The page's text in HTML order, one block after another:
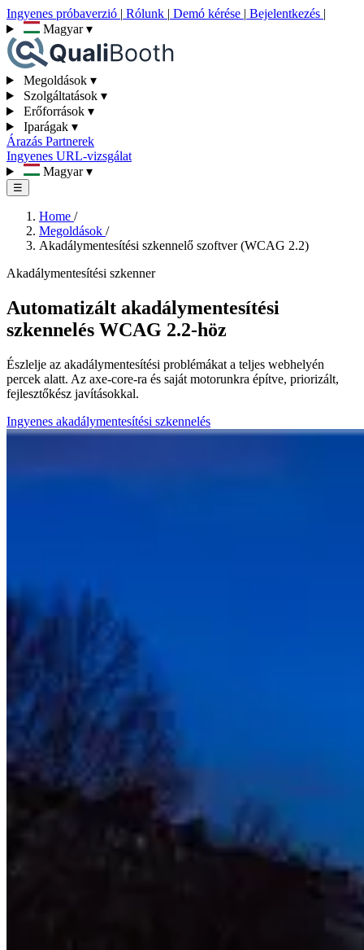
Ingyenes próbaverzió | Rólunk | Demó kérése | Bejelentkezés |
Magyar▾
Megoldások ▾
Szolgáltatások ▾
Erőforrások ▾
Iparágak ▾
Árazás Partnerek
Ingyenes URL-vizsgálat
Magyar▾
☰
Home /
Megoldások /
Akadálymentesítési szkennelő szoftver (WCAG 2.2)
Akadálymentesítési szkenner
Automatizált akadálymentesítési
szkennelés WCAG 2.2-höz
Észlelje az akadálymentesítési problémákat a teljes webhelyén
percek alatt. Az axe-core-ra és saját motorunkra építve, priorizált,
fejlesztőkész javításokkal.
Ingyenes akadálymentesítési szkennelés